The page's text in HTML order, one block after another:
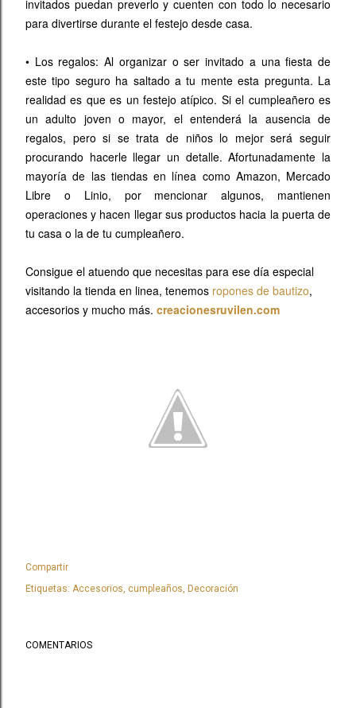
invitados puedan preverlo y cuenten con todo lo necesario
para divertirse durante el festejo desde casa.
• Los regalos: Al organizar o ser invitado a una fiesta de
este tipo seguro ha saltado a tu mente esta pregunta. La
realidad es que es un festejo atípico. Si el cumpleañero es
un adulto joven o mayor, el entenderá la ausencia de
regalos, pero si se trata de niños lo mejor será seguir
procurando hacerle llegar un detalle. Afortunadamente la
mayoría de las tiendas en línea como Amazon, Mercado
Libre o Linio, por mencionar algunos, mantienen
operaciones y hacen llegar sus productos hacia la puerta de
tu casa o la de tu cumpleañero.
Consigue el atuendo que necesitas para ese día especial
visitando la tienda en linea, tenemos ropones de bautizo,
accesorios y mucho más. creacionesruvilen.com
Compartir
Etiquetas: Accesorios cumpleaños Decoración
COMENTARIOS